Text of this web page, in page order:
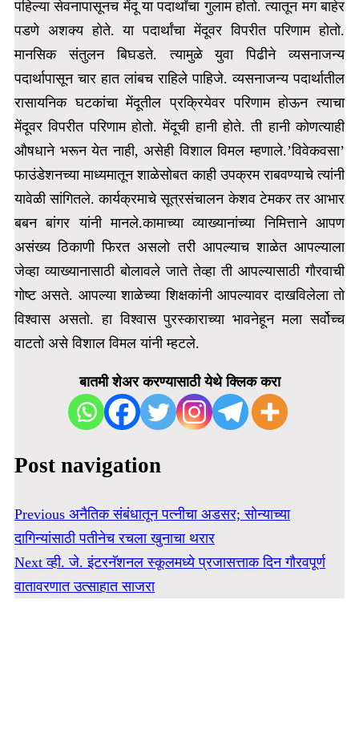
पहिल्या सेवनापासूनच मेंदू या पदार्थांचा गुलाम होतो. त्यातून मग बाहेर
पडणे अशक्य होते. या पदार्थांचा मेंदूवर विपरीत परिणाम होतो.
मानसिक संतुलन बिघडते. त्यामुळे युवा पिढीने व्यसनाजन्य
पदार्थापासून चार हात लांबच राहिले पाहिजे.व्यसनाजन्य पदार्थातील
रासायनिक घटकांचा मेंदूतील प्रक्रियेवर परिणाम होऊन त्याचा
मेंदूवर विपरीत परिणाम होतो. मेंदूची हानी होते. ती हानी कोणत्याही
औषधाने भरून येत नाही, असेही विशाल विमल म्हणाले.’विवेकवसा’
फाउंडेशनच्या माध्यमातून शाळेसोबत काही उपक्रम राबवण्याचे त्यांनी
यावेळी सांगितले.कार्यक्रमाचे सूत्रसंचालन केशव टेमकर तर आभार
बबन बांगर यांनी मानले.कामाच्या व्याख्यानांच्या निमित्ताने आपण
असंख्य ठिकाणी फिरत असलो तरी आपल्याच शाळेत आपल्याला
जेव्हा व्याख्यानासाठी बोलावले जाते तेव्हा ती आपल्यासाठी गौरवाची
गोष्ट असते. आपल्या शाळेच्या शिक्षकांनी आपल्यावर दाखविलेला तो
विश्वास असतो. हा विश्वास पुरस्काराच्या भावनेहून मला सर्वोच्च
वाटतो असे विशाल विमल यांनी म्हटले.
बातमी शेअर करण्यासाठी येथे क्लिक करा
Post navigation
Previous अनैतिक संबंधातून पत्नीचा अडसर; सोन्याच्या
दागिन्यांसाठी पतीनेच रचला खुनाचा थरार
Next व्ही. जे. इंटरनॅशनल स्कूलमध्ये प्रजासत्ताक दिन गौरवपूर्ण
वातावरणात उत्साहात साजरा